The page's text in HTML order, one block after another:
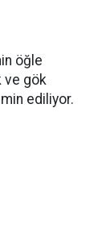
öğle
ve gök
ediliyor.